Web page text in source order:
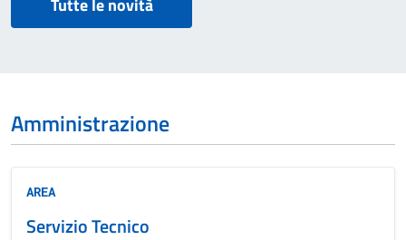
Amministrazione
AREA
Servizio Tecnico